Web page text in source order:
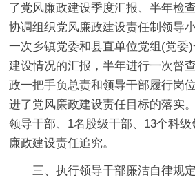
了党风廉政建设季度汇报、半年检
协调组织党风廉政建设责任制领导
一次乡镇党委和县直单位党组(党委
建设情况的汇报，半年进行一次督
政一把手负总责和领导干部履行岗
进了党风廉政建设责任目标的落实
领导干部、1名股级干部、13个科
廉政建设责任追究。
三、执行领导干部廉洁自律规